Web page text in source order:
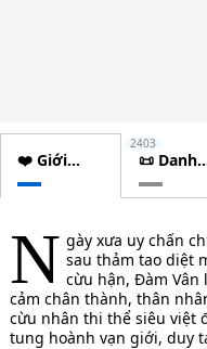
❤️ Giới
thiệu
📜 Danh
sách
chương
2403
N gày xưa uy chấn
sau thảm tao diệt
cừu hận, Đàm Vân
cảm chân thành, thân
cừu nhân thi thể siêu việt
tung hoành vạn giới, duy